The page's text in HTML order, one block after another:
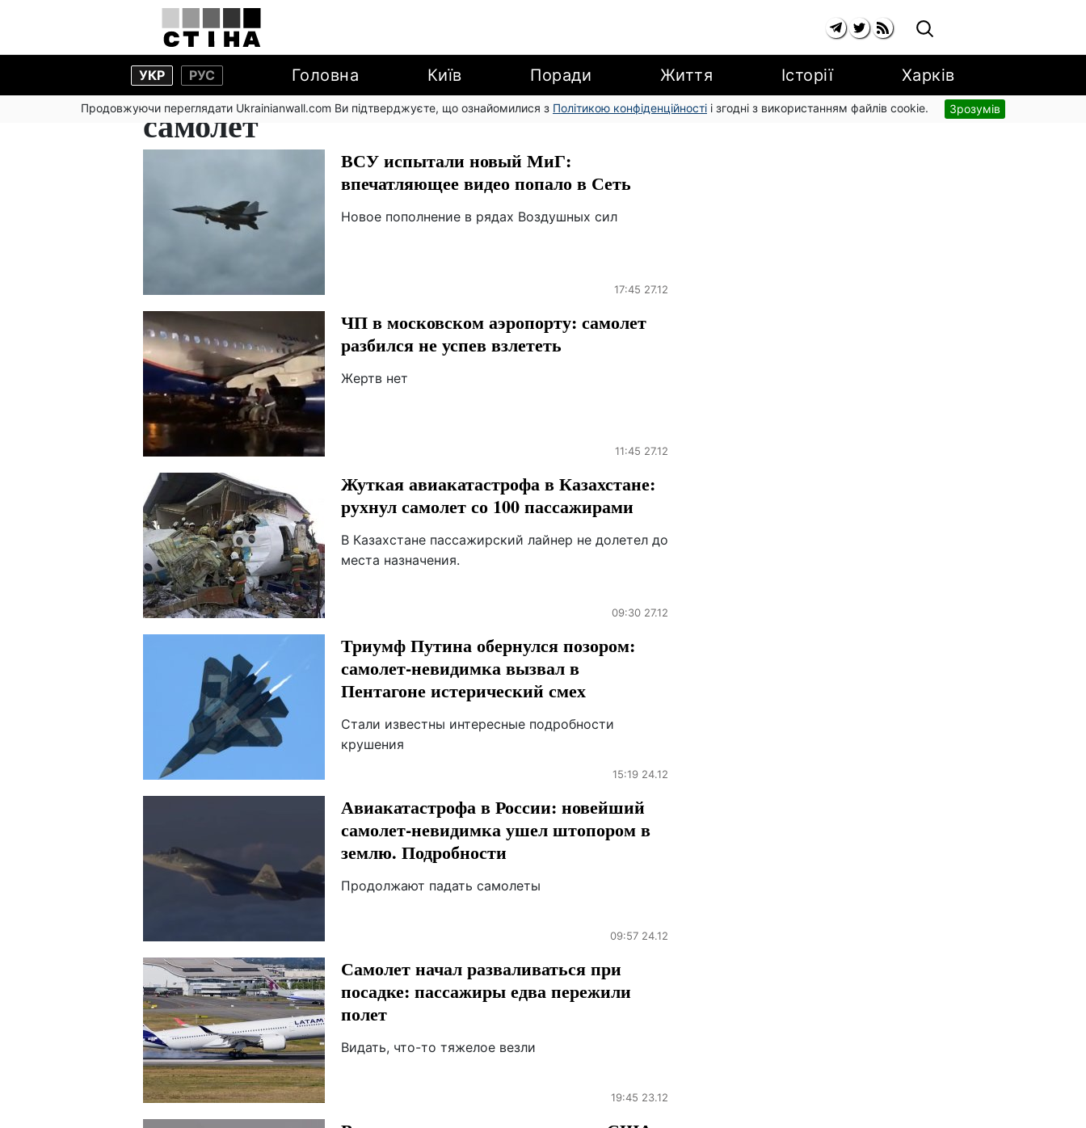
УКР РУС Головна Київ Поради Життя Історії Харків
Продовжуючи переглядати Ukrainianwall.com Ви підтверджуєте, що ознайомилися з Політикою конфіденційності і згодні з використанням файлів cookie. Зрозумів
самолет
ВСУ испытали новый МиГ:
впечатляющее видео попало в Сеть
Новое пополнение в рядах Воздушных сил
17:45 27.12
ЧП в московском аэропорту: самолет
разбился не успев взлететь
Жертв нет
11:45 27.12
Жуткая авиакатастрофа в Казахстане:
рухнул самолет со 100 пассажирами
В Казахстане пассажирский лайнер не долетел до
места назначения.
09:30 27.12
Триумф Путина обернулся позором:
самолет-невидимка вызвал в
Пентагоне истерический смех
Стали известны интересные подробности
крушения
15:19 24.12
Авиакатастрофа в России: новейший
самолет-невидимка ушел штопором в
землю. Подробности
Продолжают падать самолеты
09:57 24.12
Самолет начал разваливаться при
посадке: пассажиры едва пережили
полет
Видать, что-то тяжелое везли
19:45 23.12